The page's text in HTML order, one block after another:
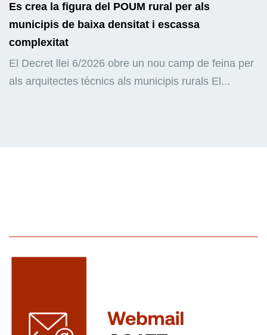
Es crea la figura del POUM rural per als
municipis de baixa densitat i escassa
complexitat
El Decret llei 6/2026 obre un nou camp de feina per
als arquitectes tècnics als municipis rurals El...